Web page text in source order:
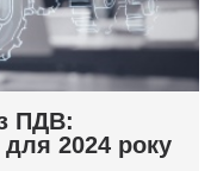
ПДВ:
для 2024 року